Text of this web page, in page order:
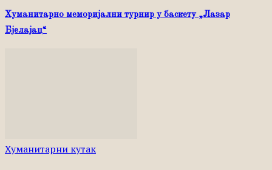
Хуманитарно меморијални турнир у баскету „Лазар
Бјелајац“
Хуманитарни кутак